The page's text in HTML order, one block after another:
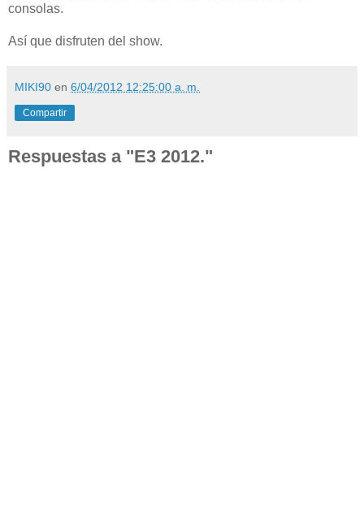
consolas.
Así que disfruten del show.
MIKI90 en 6/04/2012 12:25:00 a. m.
Compartir
Respuestas a "E3 2012."